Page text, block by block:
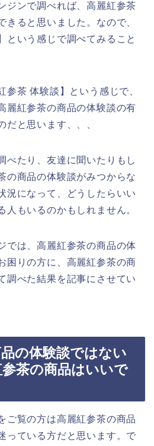
ジンで調べれば、高麗紅参茶
きると思いました。なので、
という感じで調べてみること
参茶 体験談】という感じで、
麗紅参茶の商品の体験談の有
だと思います、、、
べたり、友達に聞いたりもし
の商品の体験談がみつからな
況になって、どうしたらいい
人もいるのかもしれません。
では、高麗紅参茶の商品の体
困りの方に、高麗紅参茶の商
調べた結果を記事にさせてい
の体験談ではない
茶の商品はいいで
ご覧の方は高麗紅参茶の商品
っている方だと思います。で